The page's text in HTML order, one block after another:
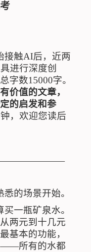
接触AI后，近两
进行深度创
字数15000字。
有价值的文章，
的启发和参
，欢迎您读后
的场景开始。
一瓶矿泉水。
两元到十几元
基本的功能，
——所有的水都